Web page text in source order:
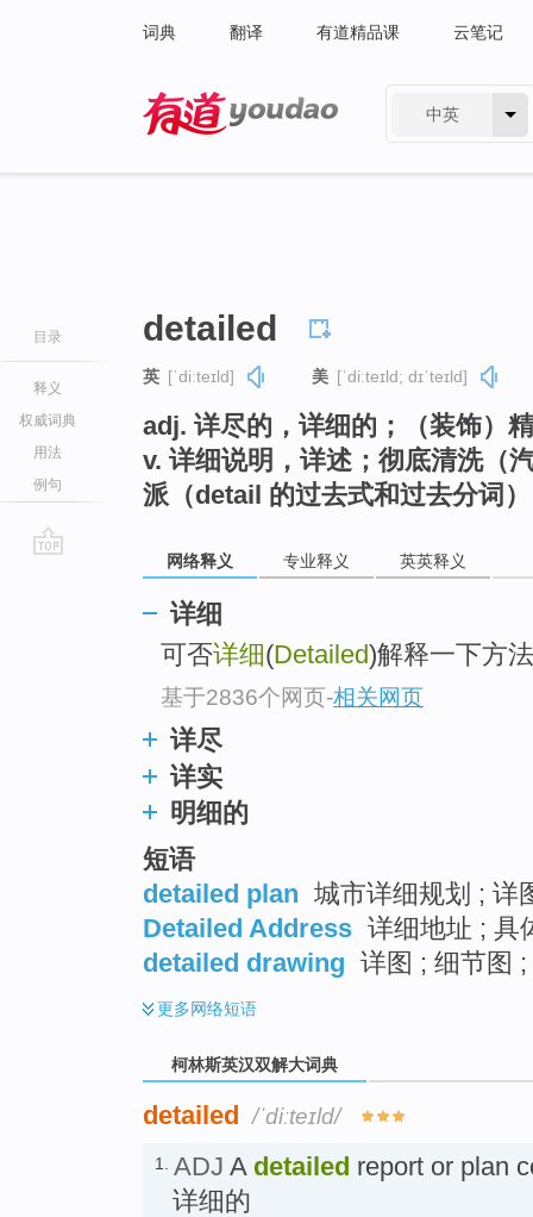
词典 翻译 有道精品课 云笔记
中英
目录
释义
权威词典
用法
例句
detailed
英 [ˈdiːteɪld] 美 [ˈdiːteɪld; dɪˈteɪld]
adj. 详尽的，详细的；（装饰）
v. 详细说明，详述；彻底清洗（
派（detail 的过去式和过去分词）
网络释义 专业释义 英英释义
详细
可否详细(Detailed)解释一下方
基于2836个网页-相关网页
详尽
详实
明细的
短语
detailed plan 城市详细规划 ; 详
Detailed Address 详细地址 ; 具
detailed drawing 详图 ; 细节图
更多网络短语
柯林斯英汉双解大词典
detailed /ˈdiːteɪld/
1. ADJ A detailed report or plan
详细的